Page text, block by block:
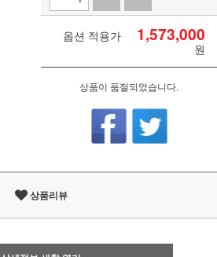
옵션 적용가 1,573,000
원
상품이 품절되었습니다.
상품리뷰